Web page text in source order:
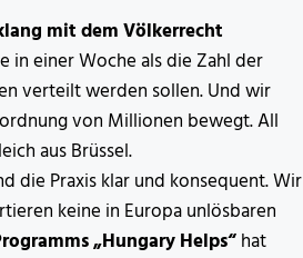
mit dem Völkerrecht
in einer Woche als die Zahl der
verteilt werden sollen. Und wir
von Millionen bewegt. All
aus Brüssel.
die Praxis klar und konsequent. Wir
keine in Europa unlösbaren
„Hungary Helps“hat